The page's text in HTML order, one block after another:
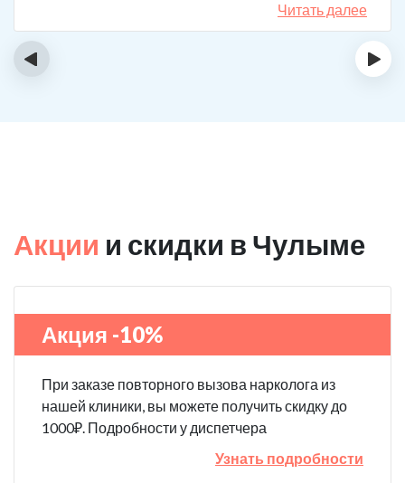
Читать далее
‹ ›
Акции и скидки в Чулыме
Акция -10%
При заказе повторного вызова нарколога из
нашей клиники, вы можете получить скидку до
1000₽. Подробности у диспетчера
Узнать подробности